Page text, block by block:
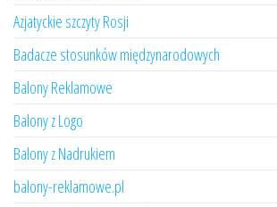
Azjatyckie szczyty Rosji
Badacze stosunków międzynarodowych
Balony Reklamowe
Balony z Logo
Balony z Nadrukiem
balony-reklamowe.pl